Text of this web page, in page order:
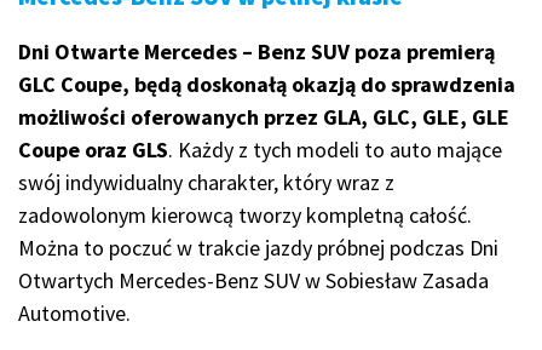
Dni Otwarte Mercedes – Benz SUV poza premierą
GLC Coupe, będą doskonałą okazją do sprawdzenia
możliwości oferowanych przez GLA, GLC, GLE, GLE
Coupe oraz GLS. Każdy z tych modeli to auto mające
swój indywidualny charakter, który wraz z
zadowolonym kierowcą tworzy kompletną całość.
Można to poczuć w trakcie jazdy próbnej podczas Dni
Otwartych Mercedes-Benz SUV w Sobiesław Zasada
Automotive.